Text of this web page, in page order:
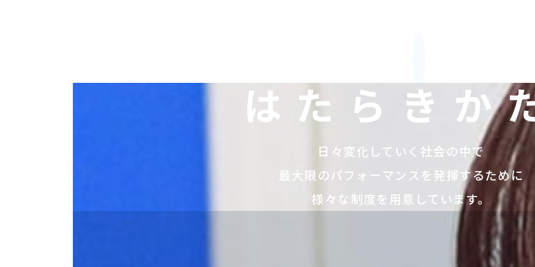
はたらきか
日々変化していく社会の中で
最大限のパフォーマンスを発揮するために
様々な制度を用意しています。